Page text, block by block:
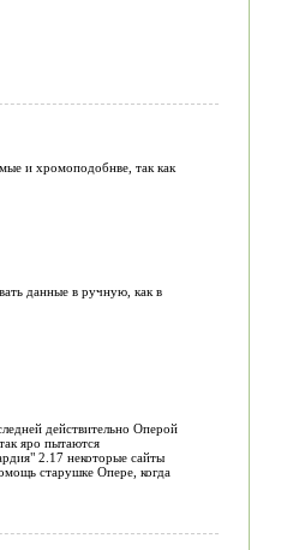
и хромоподобнве, так как
данные в ручную, как в
действительно Оперой
яро пытаются
2.17 некоторые сайты
старушке Опере, когда